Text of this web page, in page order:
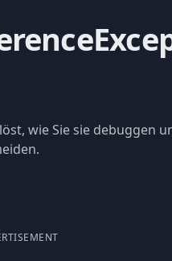
wie Sie sie debuggen